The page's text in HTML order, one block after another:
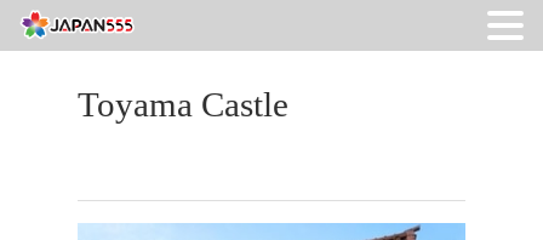
Toyama Castle